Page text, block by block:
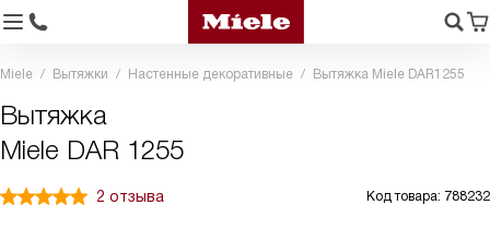
Miele Вытяжки Настенные декоративные Вытяжка Miele DAR1255
Вытяжка
Miele DAR 1255
2 отзыва Код товара: 788232